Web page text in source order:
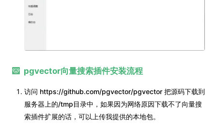
pgvector向量搜索插件安装流程
访问 https://github.com/pgvector/pgvector 把源码下载到
服务器上的/tmp目录中，如果因为网络原因下载不了向量搜
索插件扩展的话，可以上传我提供的本地包。